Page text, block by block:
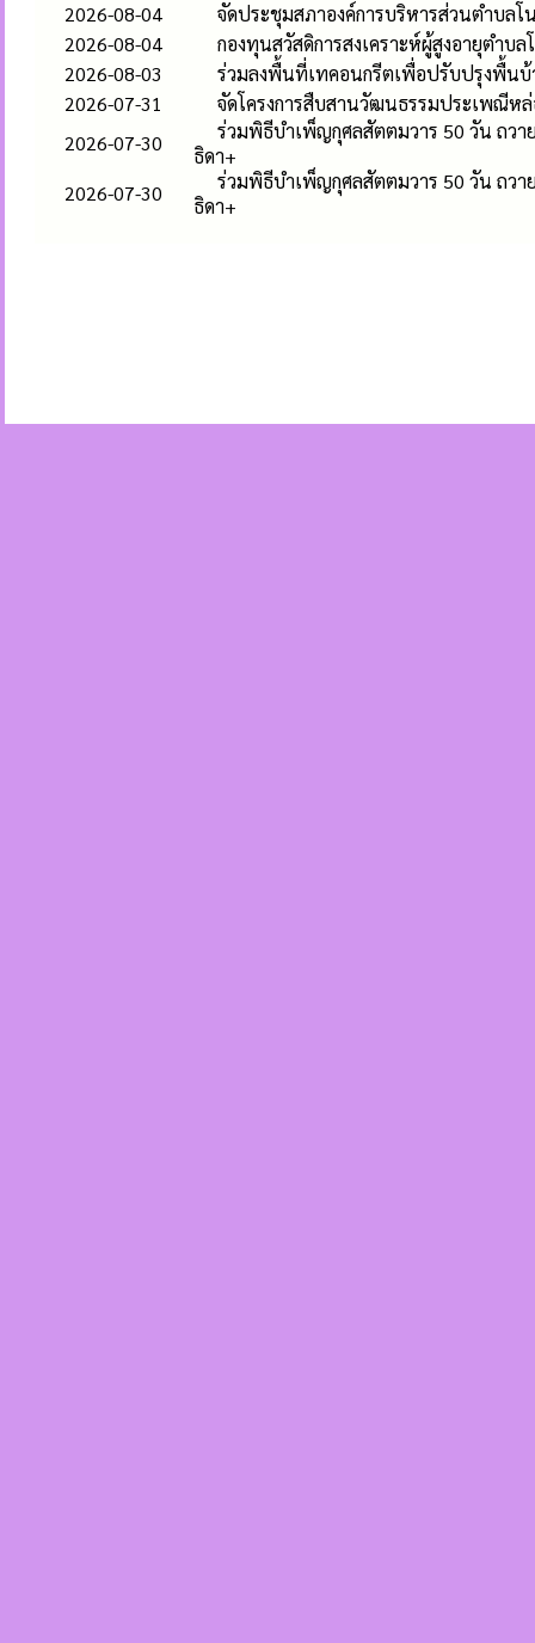
2026-08-04
จัดประชุมสภาองค์การบริหารส่วนตำบล
2026-08-04
กองทุนสวัสดิการสงเคราะห์ผู้สูงอายุตำบ
2026-08-03
ร่วมลงพื้นที่เทคอนกรีตเพื่อปรับปรุงพื้น
2026-07-31
จัดโครงการสืบสานวัฒนธรรมประเพณีห
2026-07-30
ร่วมพิธีบำเพ็ญกุศลสัตตมวาร 50 วัน ถวา
ธิดา+
2026-07-30
ร่วมพิธีบำเพ็ญกุศลสัตตมวาร 50 วัน ถวา
ธิดา+